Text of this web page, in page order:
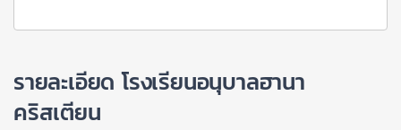
รายละเอียด โรงเรียนอนุบาลฮานา
คริสเตียน